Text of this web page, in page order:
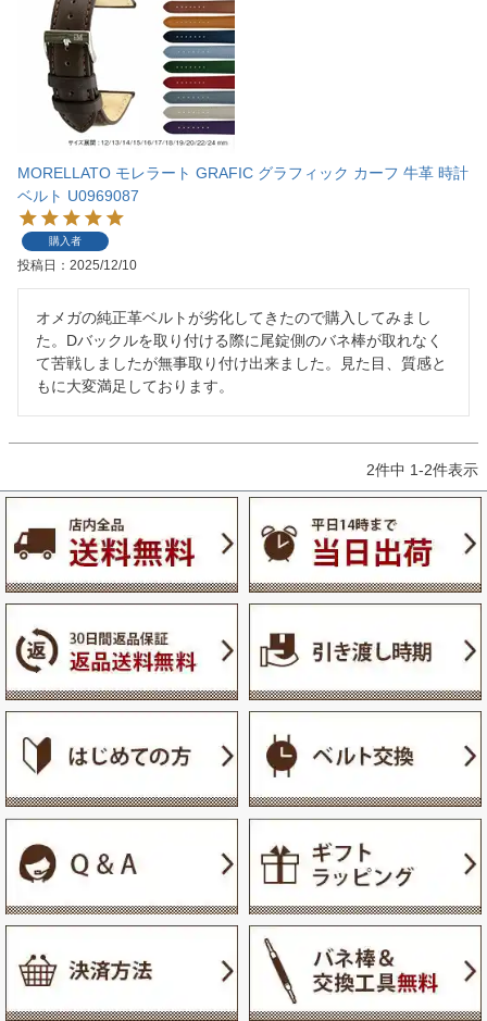
MORELLATO モレラート GRAFIC グラフィック カーフ 牛革 時計
ベルト U0969087
購入者
投稿日 2025/12/10
オメガの純正革ベルトが劣化してきたので購入してみまし
た。Dバックルを取り付ける際に尾錠側のバネ棒が取れなく
て苦戦しましたが無事取り付け出来ました。見た目、質感と
もに大変満足しております。
2件中 1-2件表示